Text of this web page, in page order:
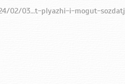
02/03...t-plyazhi-i-mogut-sozdatj